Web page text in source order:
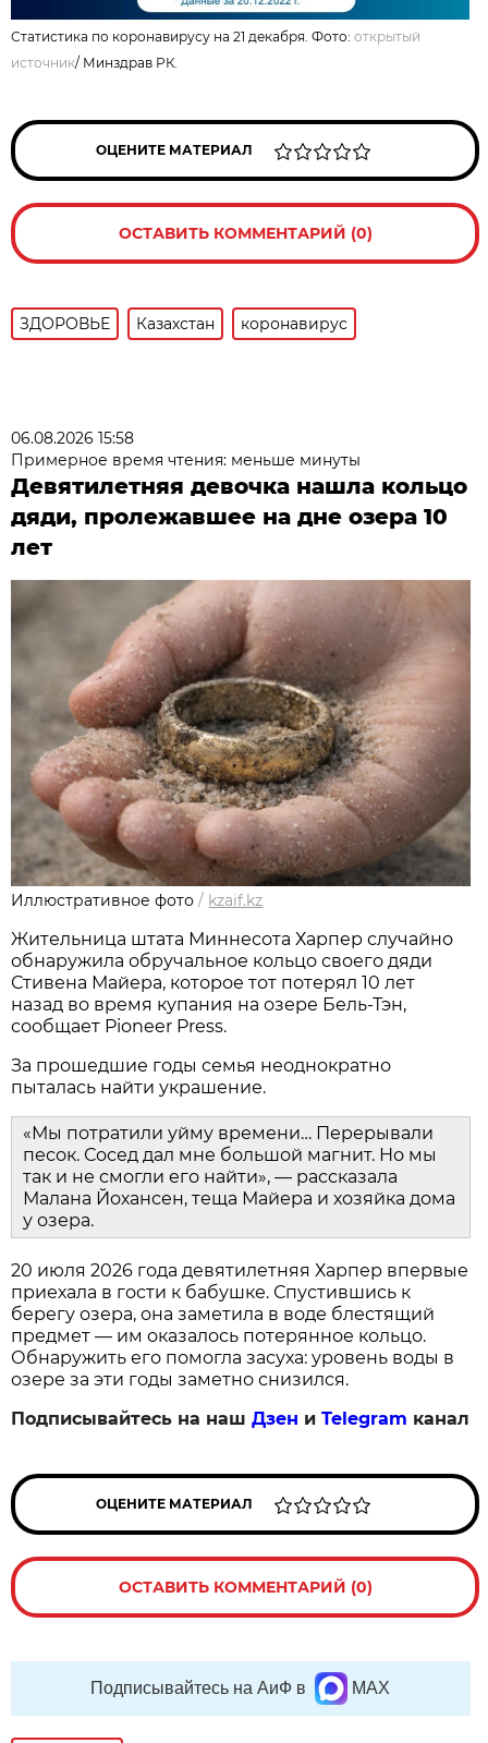
Статистика по коронавирусу на 21 декабря. Фото:открытый
источник/ Минздрав РК.
ОЦЕНИТЕ МАТЕРИАЛ
ОСТАВИТЬ КОММЕНТАРИЙ (0)
ЗДОРОВЬЕ Казахстан коронавирус
06.08.2026 15:58
Примерное время чтения: меньше минуты
Девятилетняя девочка нашла кольцо
дяди, пролежавшее на дне озера 10
лет
Иллюстративное фото / kzaif.kz
Жительница штата Миннесота Харпер случайно
обнаружила обручальное кольцо своего дяди
Стивена Майера, которое тот потерял 10 лет
назад во время купания на озере Бель-Тэн,
сообщает Pioneer Press.
За прошедшие годы семья неоднократно
пыталась найти украшение.
«Мы потратили уйму времени… Перерывали
песок. Сосед дал мне большой магнит. Но мы
так и не смогли его найти», — рассказала
Малана Йохансен, теща Майера и хозяйка дома
у озера.
20 июля 2026 года девятилетняя Харпер впервые
приехала в гости к бабушке. Спустившись к
берегу озера, она заметила в воде блестящий
предмет — им оказалось потерянное кольцо.
Обнаружить его помогла засуха: уровень воды в
озере за эти годы заметно снизился.
Подписывайтесь на нашДзен иTelegram канал
ОЦЕНИТЕ МАТЕРИАЛ
ОСТАВИТЬ КОММЕНТАРИЙ (0)
Подписывайтесь на АиФ в MAX